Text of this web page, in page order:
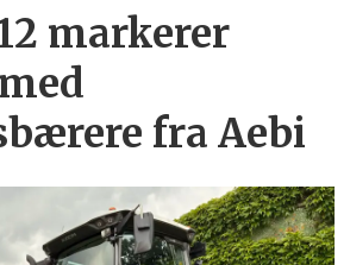
markerer
fra Aebi